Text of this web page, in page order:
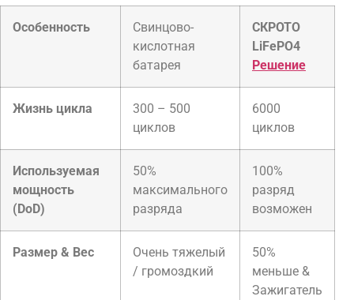
Особенность
Свинцово-
кислотная
батарея
СКРОТО
LiFePO4
Решение
Жизнь цикла
300 – 500
циклов
6000
циклов
Используемая
мощность
(DoD)
50%
максимального
разряда
100%
разряд
возможен
Размер & Вес
Очень тяжелый
/ громоздкий
50%
меньше &
Зажигатель